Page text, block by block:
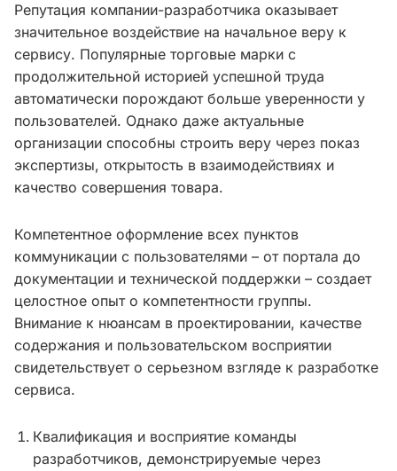
Репутация компании-разработчика оказывает
значительное воздействие на начальное веру к
сервису. Популярные торговые марки с
продолжительной историей успешной труда
автоматически порождают больше уверенности у
пользователей. Однако даже актуальные
организации способны строить веру через показ
экспертизы, открытость в взаимодействиях и
качество совершения товара.
Компетентное оформление всех пунктов
коммуникации с пользователями – от портала до
документации и технической поддержки – создает
целостное опыт о компетентности группы.
Внимание к нюансам в проектировании, качестве
содержания и пользовательском восприятии
свидетельствует о серьезном взгляде к разработке
сервиса.
Квалификация и восприятие команды
разработчиков, демонстрируемые через